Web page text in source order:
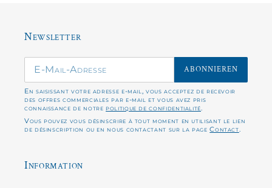
Newsletter
ABONNIEREN
En saisissant votre adresse e-mail, vous acceptez de recevoir
des offres commerciales par e-mail et vous avez pris
connaissance de notrepolitique de confidentialité.
Vous pouvez vous désinscrire à tout moment en utilisant le lien
de désinscription ou en nous contactant sur la pageContact.
Information